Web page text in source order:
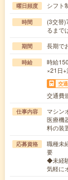
曜日頻度 シフト
時間
(3交替
るまで
期間 長期で
時給
時給
×21日+
交
交通費
仕事内容
マシン
医療機
料の装
応募資格
職種未
要
◆未経
気軽に